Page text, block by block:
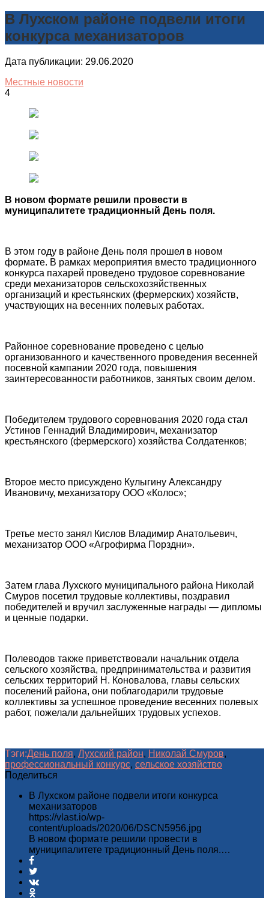
В Лухском районе подвели итоги
конкурса механизаторов
Дата публикации: 29.06.2020
Местные новости
4
В новом формате решили провести в
муниципалитете традиционный День поля.
В этом году в районе День поля прошел в новом
формате. В рамках мероприятия вместо традиционного
конкурса пахарей проведено трудовое соревнование
среди механизаторов сельскохозяйственных
организаций и крестьянских (фермерских) хозяйств,
участвующих на весенних полевых работах.
Районное соревнование проведено с целью
организованного и качественного проведения весенней
посевной кампании 2020 года, повышения
заинтересованности работников, занятых своим делом.
Победителем трудового соревнования 2020 года стал
Устинов Геннадий Владимирович, механизатор
крестьянского (фермерского) хозяйства Солдатенков;
Второе место присуждено Кулыгину Александру
Ивановичу, механизатору ООО «Колос»;
Третье место занял Кислов Владимир Анатольевич,
механизатор ООО «Агрофирма Порздни».
Затем глава Лухского муниципального района Николай
Смуров посетил трудовые коллективы, поздравил
победителей и вручил заслуженные награды — дипломы
и ценные подарки.
Полеводов также приветствовали начальник отдела
сельского хозяйства, предпринимательства и развития
сельских территорий Н. Коновалова, главы сельских
поселений района, они поблагодарили трудовые
коллективы за успешное проведение весенних полевых
работ, пожелали дальнейших трудовых успехов.
Тэги:День поля, Лухский район, Николай Смуров,
профессиональный конкурс, сельское хозяйство
Поделиться
В Лухском районе подвели итоги конкурса
механизаторов
https://vlast.io/wp-
content/uploads/2020/06/DSCN5956.jpg
В новом формате решили провести в
муниципалитете традиционный День поля.…